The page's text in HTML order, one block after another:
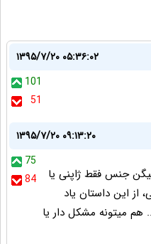
۱۳۹۵/۷/۲۰ ۰۵:۳۶:۰۲
101
51
۱۳۹۵/۷/۲۰ ۰۹:۱۳:۲۰
75
84
جنس فقط ژاپنی یا
از این داستان یاد
میتونه مشکل دار یا